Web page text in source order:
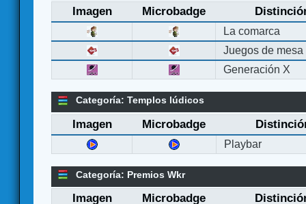
Imagen Microbadge
La comarca
Juegos de mesa
Generación X
Categoría: Templos lúdicos
Imagen Microbadge
Playbar
Categoría: Premios Wkr
Imagen Microbadge